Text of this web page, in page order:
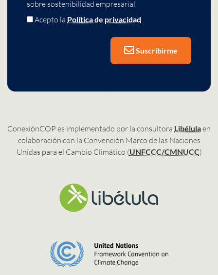
sobre sostenibilidad empresarial
Acepto la Política de privacidad
Suscribirme
ConexiónCOP es implementado por la consultora Libélulaen
colaboración con la Convención Marco de las Naciones
Unidas para el Cambio Climático (UNFCCC/CMNUCC)